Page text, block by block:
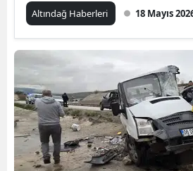
Altındağ Haberleri 18 Mayıs